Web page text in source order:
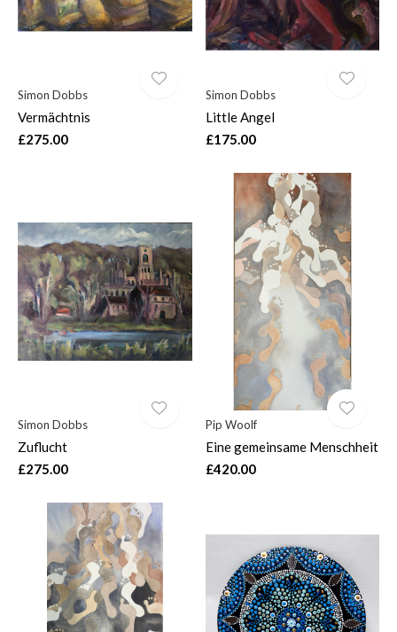
Simon Dobbs
Vermächtnis
£275.00
Simon Dobbs
Little Angel
£175.00
Simon Dobbs
Zuflucht
£275.00
Pip Woolf
Eine gemeinsame Menschheit
£420.00